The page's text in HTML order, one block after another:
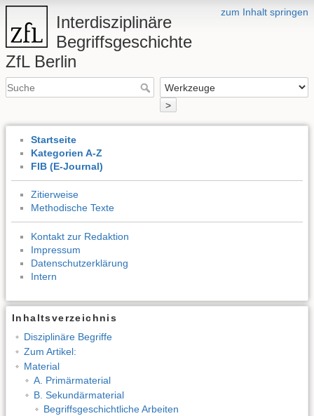
zum Inhalt springen
Interdisziplinäre
Begriffsgeschichte
ZfL Berlin
>
Startseite
Kategorien A-Z
FIB (E-Journal)
Zitierweise
Methodische Texte
Kontakt zur Redaktion
Impressum
Datenschutzerklärung
Intern
Inhaltsverzeichnis
Disziplinäre Begriffe
Zum Artikel:
Material
A. Primärmaterial
B. Sekundärmaterial
Begriffsgeschichtliche Arbeiten